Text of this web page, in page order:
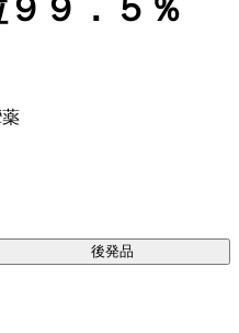
９．５％
後発品